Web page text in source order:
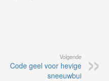
Volgende
Code geel voor hevige
sneeuwbui